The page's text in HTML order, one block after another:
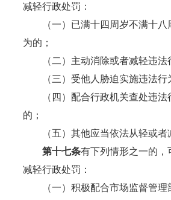
减轻行政处罚：
（一）已满十四周岁不满十八
为的；
（二）主动消除或者减轻违法
（三）受他人胁迫实施违法行
（四）配合行政机关查处违法
的；
（五）其他应当依法从轻或者
第十七条有下列情形之一的，
减轻行政处罚：
（一）积极配合市场监督管理